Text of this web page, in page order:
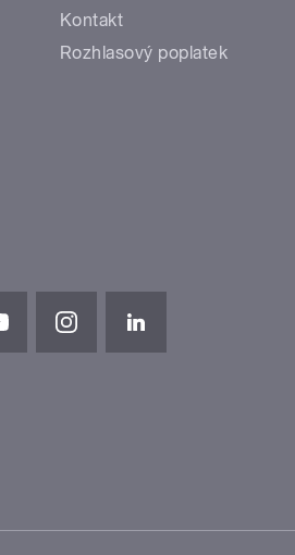
Kontakt
Rozhlasový poplatek